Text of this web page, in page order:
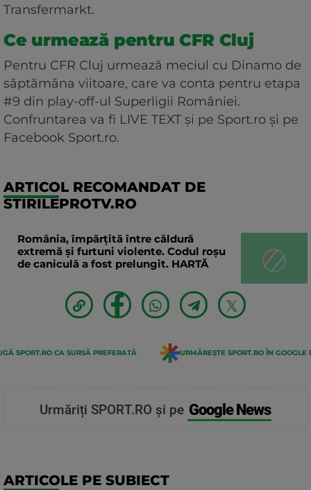
Transfermarkt.
Ce urmează pentru CFR Cluj
Pentru CFR Cluj urmează meciul cu Dinamo de
săptămâna viitoare, care va conta pentru etapa
#9 din play-off-ul Superligii României.
Confruntarea va fi LIVE TEXT și pe Sport.ro și pe
Facebook Sport.ro.
ARTICOL RECOMANDAT DE
STIRILEPROTV.RO
România, împărțită între căldură
extremă și furtuni violente. Codul roșu
de caniculă a fost prelungit. HARTĂ
SPORT.RO CA SURSĂ PREFERATĂ URMĂREȘTE SPORT.RO ÎN GOOGLE
Urmăriți SPORT.RO și pe Google News
ARTICOLE PE SUBIECT